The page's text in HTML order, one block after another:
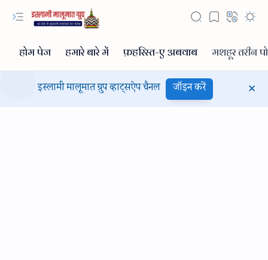
इस्लामी मालूमात ग्रुप व्हाट्सऐप चैनल जॉइन करें